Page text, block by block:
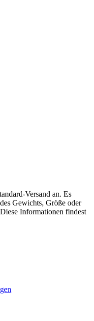
Versand an. Es
Gewichts, Größe oder
Informationen findest